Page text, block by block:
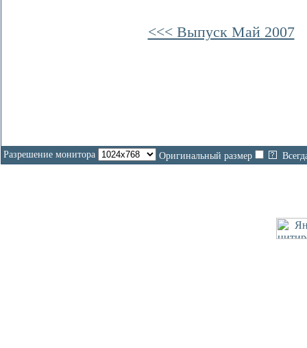
<<< Выпуск Май 2007
Разрешение монитора Оригинальный размер